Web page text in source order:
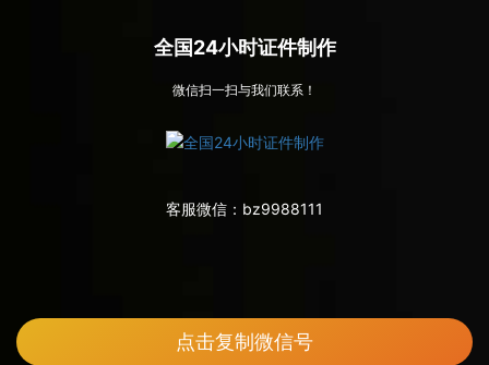
全国24小时证件制作
微信扫一扫与我们联系！
客服微信： bz9988111
点击复制微信号